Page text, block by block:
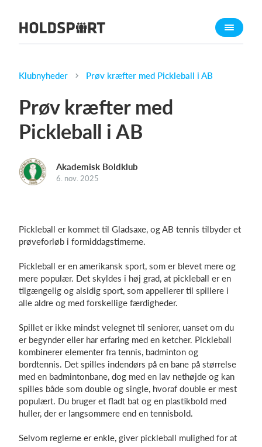
Om Holdsport
Presseomtale
Funktioner
Kontingentopkrævning
Billetsystem
Log på
Klubnyheder Prøv kræfter med Pickleball i AB
Prøv kræfter med
Pickleball i AB
Akademisk Boldklub
6. nov. 2025
Pickleball er kommet til Gladsaxe, og AB tennis tilbyder et
prøveforløb i formiddagstimerne.
Pickleball er en amerikansk sport, som er blevet mere og
mere populær. Det skyldes i høj grad, at pickleball er en
tilgængelig og alsidig sport, som appellerer til spillere i
alle aldre og med forskellige færdigheder.
Spillet er ikke mindst velegnet til seniorer, uanset om du
er begynder eller har erfaring med en ketcher. Pickleball
kombinerer elementer fra tennis, badminton og
bordtennis. Det spilles indendørs på en bane på størrelse
med en badmintonbane, dog med en lav nethøjde og kan
spilles både som double og single, hvoraf double er mest
populært. Du bruger et fladt bat og en plastikbold med
huller, der er langsommere end en tennisbold.
Selvom reglerne er enkle, giver pickleball mulighed for at